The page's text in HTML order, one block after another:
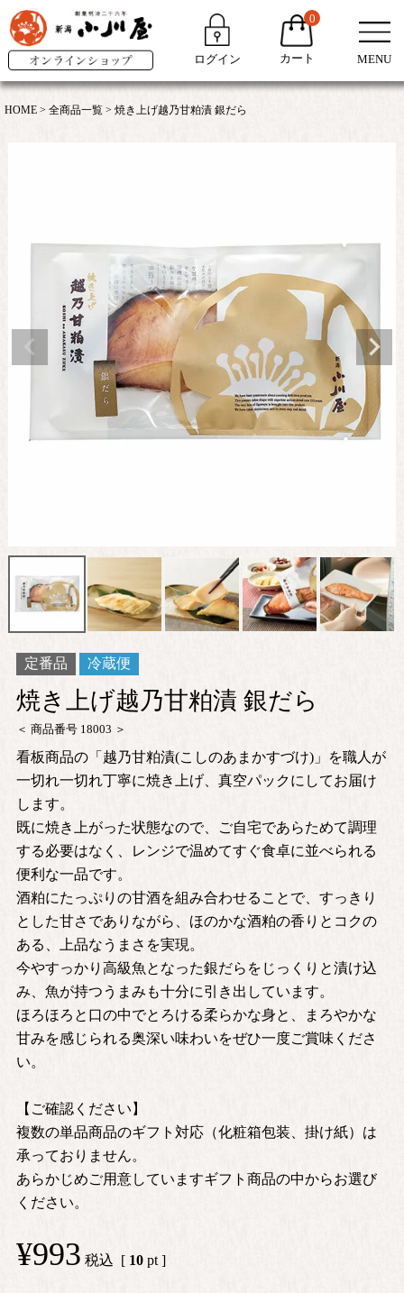
ログイン
0
カート MENU
HOME 全商品一覧 焼き上げ越乃甘粕漬 銀だら
定番品 冷蔵便
焼き上げ越乃甘粕漬 銀だら
商品番号 18003
看板商品の「越乃甘粕漬(こしのあまかすづけ)」を職人が
一切れ一切れ丁寧に焼き上げ、真空パックにしてお届け
します。
既に焼き上がった状態なので、ご自宅であらためて調理
する必要はなく、レンジで温めてすぐ食卓に並べられる
便利な一品です。
酒粕にたっぷりの甘酒を組み合わせることで、すっきり
とした甘さでありながら、ほのかな酒粕の香りとコクの
ある、上品なうまさを実現。
今やすっかり高級魚となった銀だらをじっくりと漬け込
み、魚が持つうまみも十分に引き出しています。
ほろほろと口の中でとろける柔らかな身と、まろやかな
甘みを感じられる奥深い味わいをぜひ一度ご賞味くださ
い。
【ご確認ください】
複数の単品商品のギフト対応（化粧箱包装、掛け紙）は
承っておりません。
あらかじめご用意していますギフト商品の中からお選び
ください。
¥993 税込 [ 10 pt ]